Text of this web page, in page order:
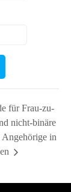
für Frau-zu-
nicht-binäre
Angehörige in